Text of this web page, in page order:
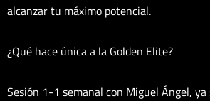
alcanzar tu máximo potencial.
¿Qué hace única a la Golden Elite?
Sesión 1-1 semanal con Miguel Ángel,